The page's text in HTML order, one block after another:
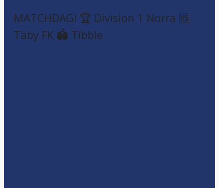
MATCHDAG! 🏆 Division 1 Norra 🆚
Täby FK 🏟️ Tibble